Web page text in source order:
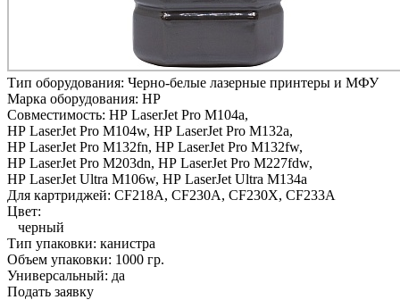
Тип оборудования: Черно-белые лазерные принтеры и МФУ
Марка оборудования: HP
Совместимость: HP LaserJet Pro M104a,
HP LaserJet Pro M104w, HP LaserJet Pro M132a,
HP LaserJet Pro M132fn, HP LaserJet Pro M132fw,
HP LaserJet Pro M203dn, HP LaserJet Pro M227fdw,
HP LaserJet Ultra M106w, HP LaserJet Ultra M134a
Для картриджей: CF218A, CF230A, CF230X, СF233А
Цвет:
черный
Тип упаковки: канистра
Объем упаковки: 1000 гр.
Универсальный: да
Подать заявку